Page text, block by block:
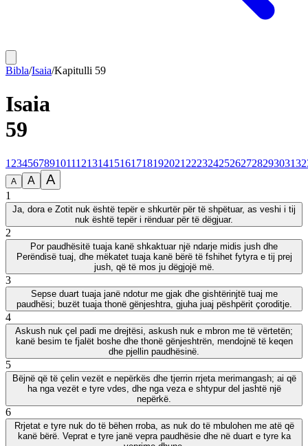
Bibla/Isaia/Kapitulli 59
Isaia
59
1 23456789101112131415161718192021 2223242526272829303132
A A A
1
Ja, dora e Zotit nuk është tepër e shkurtër për të shpëtuar, as veshi i tij
nuk është tepër i rënduar për të dëgjuar.
2
Por paudhësitë tuaja kanë shkaktuar një ndarje midis jush dhe
Perëndisë tuaj, dhe mëkatet tuaja kanë bërë të fshihet fytyra e tij prej
jush, që të mos ju dëgjojë më.
3
Sepse duart tuaja janë ndotur me gjak dhe gishtërinjtë tuaj me
paudhësi; buzët tuaja thonë gënjeshtra, gjuha juaj pëshpërit çoroditje.
4
Askush nuk çel padi me drejtësi, askush nuk e mbron me të vërtetën;
kanë besim te fjalët boshe dhe thonë gënjeshtrën, mendojnë të keqen
dhe pjellin paudhësinë.
5
Bëjnë që të çelin vezët e nepërkës dhe tjerrin rrjeta merimangash; ai që
ha nga vezët e tyre vdes, dhe nga veza e shtypur del jashtë një
nepërkë.
6
Rrjetat e tyre nuk do të bëhen rroba, as nuk do të mbulohen me atë që
kanë bërë. Veprat e tyre janë vepra paudhësie dhe në duart e tyre ka